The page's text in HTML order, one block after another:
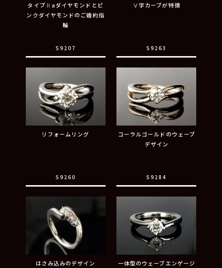
タイプⅡaダイヤモンドとピ
ンクダイヤモンドのご婚約指
輪
S9207
Ⅴ字カーブが特徴
S9263
リフォームリング
S9260
コーラルゴールドのウェーブ
デザイン
S9284
はさみ込みのデザイン
一体型のウェーブエンゲージ